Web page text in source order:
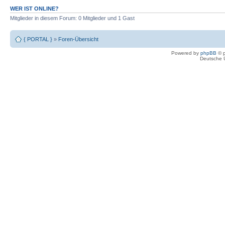
WER IST ONLINE?
Mitglieder in diesem Forum: 0 Mitglieder und 1 Gast
{ PORTAL } » Foren-Übersicht
Powered by phpBB ©
Deutsche